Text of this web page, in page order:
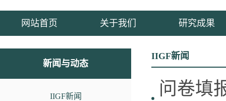
网站首页 关于我们 研究成果
新闻与动态
IIGF新闻
IIGF新闻
问卷填